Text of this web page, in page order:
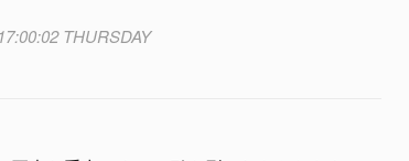
THURSDAY